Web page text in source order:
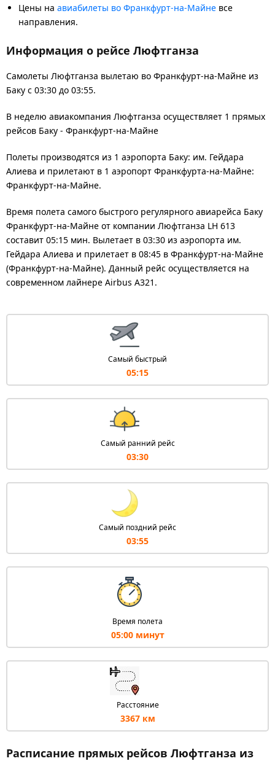
Цены на авиабилеты во Франкфурт-на-Майне все
направления.
Информация о рейсе Люфтганза
Самолеты Люфтганза вылетаю во Франкфурт-на-Майне из
Баку с 03:30 до 03:55.
В неделю авиакомпания Люфтганза осуществляет 1 прямых
рейсов Баку - Франкфурт-на-Майне
Полеты производятся из 1 аэропорта Баку: им. Гейдара
Алиева и прилетают в 1 аэропорт Франкфурта-на-Майне:
Франкфурт-на-Майне.
Время полета самого быстрого регулярного авиарейса Баку
Франкфурт-на-Майне от компании Люфтганза LH 613
составит 05:15 мин. Вылетает в 03:30 из аэропорта им.
Гейдара Алиева и прилетает в 08:45 в Франкфурт-на-Майне
(Франкфурт-на-Майне). Данный рейс осуществляется на
современном лайнере Airbus A321.
Самый быстрый
05:15
Самый ранний рейс
03:30
Самый поздний рейс
03:55
Время полета
05:00 минут
Расстояние
3367 км
Расписание прямых рейсов Люфтганза из